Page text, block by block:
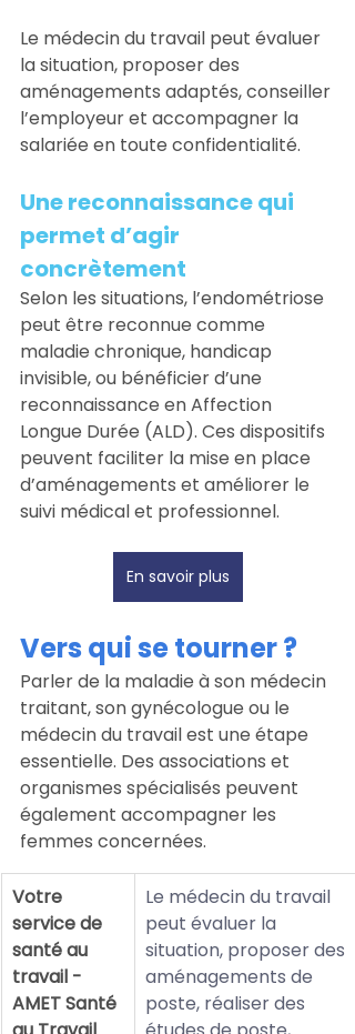
Le médecin du travail peut évaluer
la situation, proposer des
aménagements adaptés, conseiller
l’employeur et accompagner la
salariée en toute confidentialité.
Une reconnaissance qui
permet d’agir
concrètement
Selon les situations, l’endométriose
peut être reconnue comme
maladie chronique, handicap
invisible, ou bénéficier d’une
reconnaissance en Affection
Longue Durée (ALD). Ces dispositifs
peuvent faciliter la mise en place
d’aménagements et améliorer le
suivi médical et professionnel.
En savoir plus
Vers qui se tourner ?
Parler de la maladie à son médecin
traitant, son gynécologue ou le
médecin du travail est une étape
essentielle. Des associations et
organismes spécialisés peuvent
également accompagner les
femmes concernées.
Votre
service de
santé au
travail -
AMET Santé
Le médecin du travail
peut évaluer la
situation, proposer des
aménagements de
poste, réaliser des